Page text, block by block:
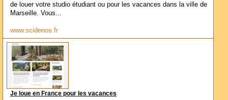
de louer votre studio étudiant ou pour les vacances dans la ville de
Marseille. Vous...
www.scidenos.fr
Je loue en France pour les vacances